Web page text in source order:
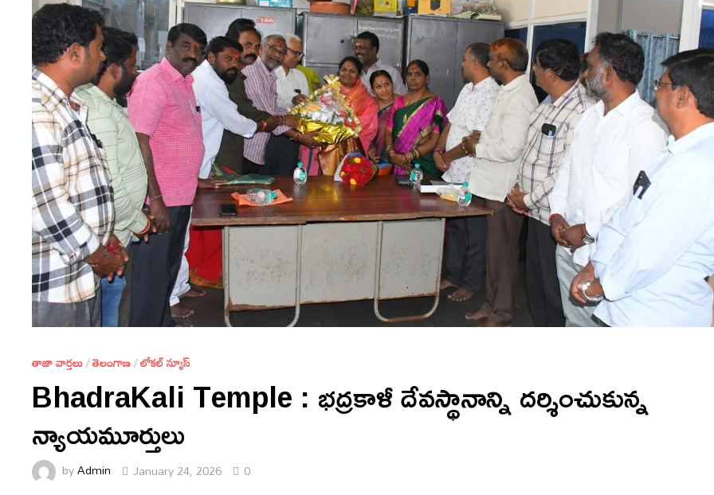
తాజా వార్తలు/తెలంగాణ/లోకల్ న్యూస్
BhadraKali Temple : భద్రకాళీ దేవస్థానాన్ని దర్శించుకున్న
న్యాయమూర్తులు
byAdmin January 24, 2026 0